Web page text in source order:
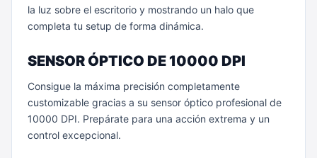
la luz sobre el escritorio y mostrando un halo que
completa tu setup de forma dinámica.
SENSOR ÓPTICO DE 10000 DPI
Consigue la máxima precisión completamente
customizable gracias a su sensor óptico profesional de
10000 DPI. Prepárate para una acción extrema y un
control excepcional.